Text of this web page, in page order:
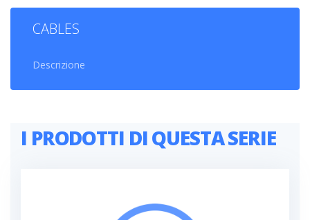
CABLES
Descrizione
I PRODOTTI DI QUESTA SERIE